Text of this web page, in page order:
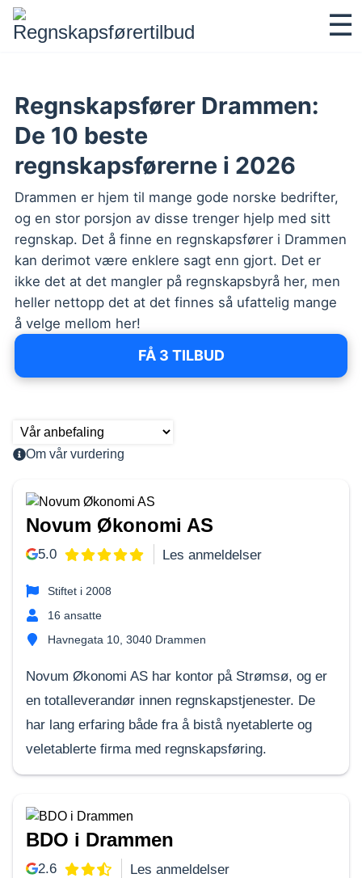
☰
Regnskapsfører Drammen:
De 10 beste
regnskapsførerne i 2026
Drammen er hjem til mange gode norske bedrifter,
og en stor porsjon av disse trenger hjelp med sitt
regnskap. Det å finne en regnskapsfører i Drammen
kan derimot være enklere sagt enn gjort. Det er
ikke det at det mangler på regnskapsbyrå her, men
heller nettopp det at det finnes så ufattelig mange
å velge mellom her!
FÅ 3 TILBUD
Om vår vurdering
Novum Økonomi AS
5.0 Les anmeldelser
Stiftet i 2008
16 ansatte
Havnegata 10, 3040 Drammen
Novum Økonomi AS har kontor på Strømsø, og er
en totalleverandør innen regnskapstjenester. De
har lang erfaring både fra å bistå nyetablerte og
veletablerte firma med regnskapsføring.
BDO i Drammen
2.6 Les anmeldelser